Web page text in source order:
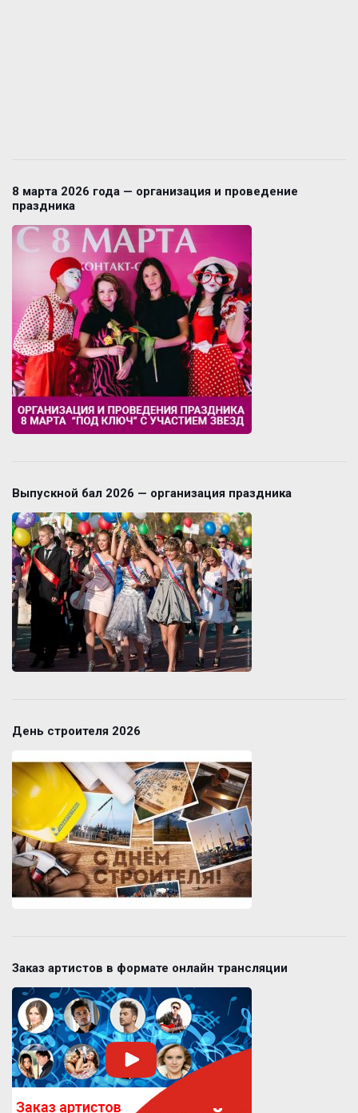
8 марта 2026 года — организация и проведение
праздника
Выпускной бал 2026 — организация праздника
День строителя 2026
Заказ артистов в формате онлайн трансляции